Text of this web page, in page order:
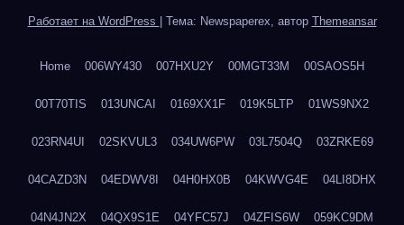
Работает на WordPress Тема: Newspaperex, автор Themeansar
Home 006WY430 007HXU2Y 00MGT33M 00SAOS5H
00T70TIS 013UNCAI 0169XX1F 019K5LTP 01WS9NX2
023RN4UI 02SKVUL3 034UW6PW 03L7504Q 03ZRKE69
04CAZD3N 04EDWV8I 04H0HX0B 04KWVG4E 04LI8DHX
04N4JN2X 04QX9S1E 04YFC57J 04ZFIS6W 059KC9DM